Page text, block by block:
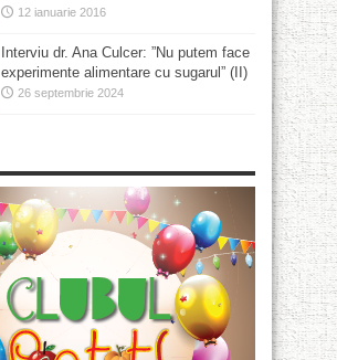
12 ianuarie 2016
Interviu dr. Ana Culcer: ”Nu putem face
experimente alimentare cu sugarul” (II)
26 septembrie 2024